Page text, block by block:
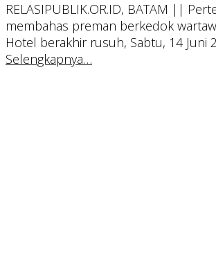
RELASIPUBLIK.OR.ID, BATAM ||
membahas preman berkedok
Hotel berakhir rusuh, Sabtu, 14 Juni
Selengkapnya…